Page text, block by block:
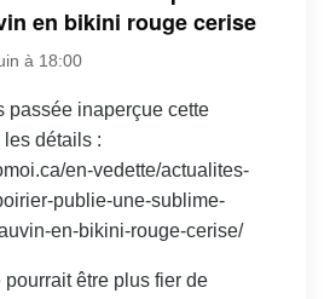
en bikini rouge cerise
à 18:00
passée inaperçue cette
les détails :
en-vedette/actualites-
publie-une-sublime-
en-bikini-rouge-cerise/
être plus fier de